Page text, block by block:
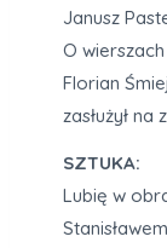
Janusz
O
Florian
zasłużył na
SZTUKA:
Lubię w